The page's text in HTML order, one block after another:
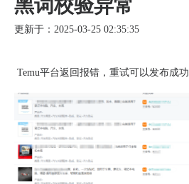
黑词校验异常
更新于：2025-03-25 02:35:35
Temu平台返回报错，重试可以发布成功